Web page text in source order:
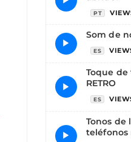
PT
▶
Som de
ES
▶
Toque
RETRO
ES
▶
Tonos de
teléfonos